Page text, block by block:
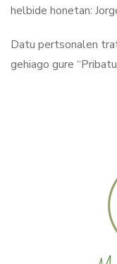
helbide honetan:
Datu pertsonalen
gehiago gure